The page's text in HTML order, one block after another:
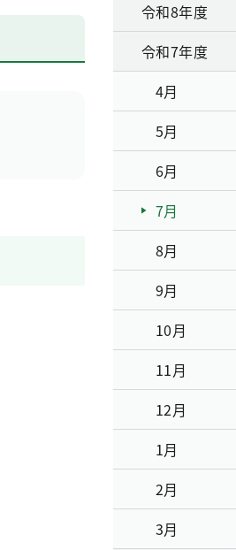
令和8年度
令和7年度
4月
5月
6月
7月
8月
9月
10月
11月
12月
1月
2月
3月